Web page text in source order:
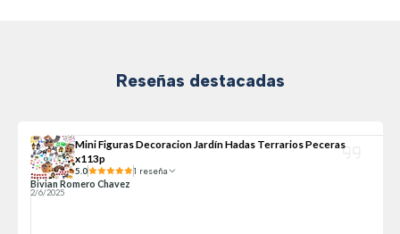
Reseñas destacadas
Mini Figuras Decoracion Jardín Hadas Terrarios Peceras
x113p
5.0 1 reseña
Bivian Romero Chavez
2/6/2025